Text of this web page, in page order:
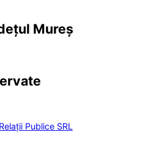
Mureș
Publice SRL